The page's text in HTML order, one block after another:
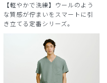
【軽やかで洗練】ウールのよう
な質感が佇まいをスマートに引
き立てる定番シリーズ。